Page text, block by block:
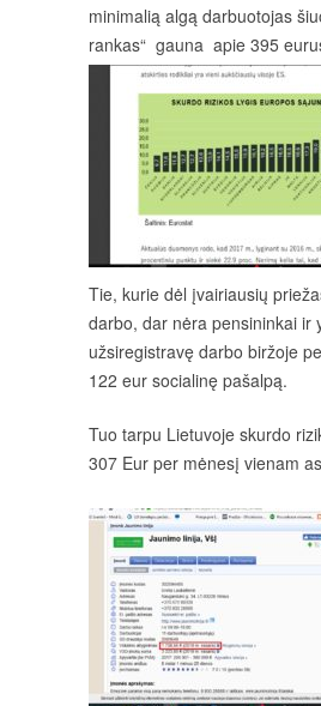
minimalią algą darbuotojas
rankas“ gauna apie 395
Tie, kurie dėl įvairiausių
darbo, dar nėra pensininkai ir
užsiregistravę darbo biržoje
122 eur socialinę pašalpą.
Tuo tarpu Lietuvoje skurdo
307 Eur per mėnesį vienam